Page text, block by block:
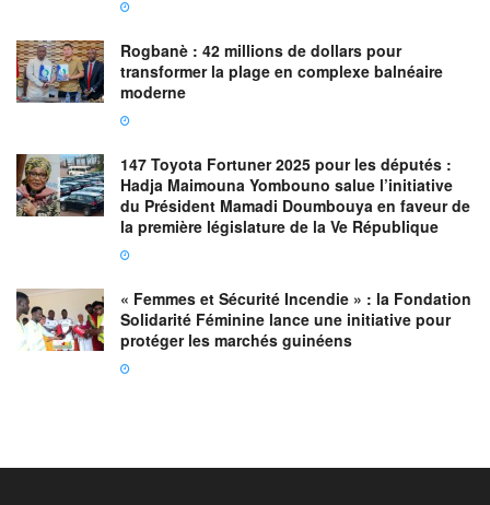
Rogbanè : 42 millions de dollars pour
transformer la plage en complexe balnéaire
moderne
147 Toyota Fortuner 2025 pour les députés :
Hadja Maimouna Yombouno salue l’initiative
du Président Mamadi Doumbouya en faveur de
la première législature de la Ve République
« Femmes et Sécurité Incendie » : la Fondation
Solidarité Féminine lance une initiative pour
protéger les marchés guinéens